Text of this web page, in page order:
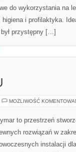
do wykorzystania na
i profilaktyka.
przystępny […]
MOŻLIWOŚĆ
to przestrzeń
rozwiązań w
instalacji